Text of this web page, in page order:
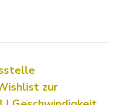
zur